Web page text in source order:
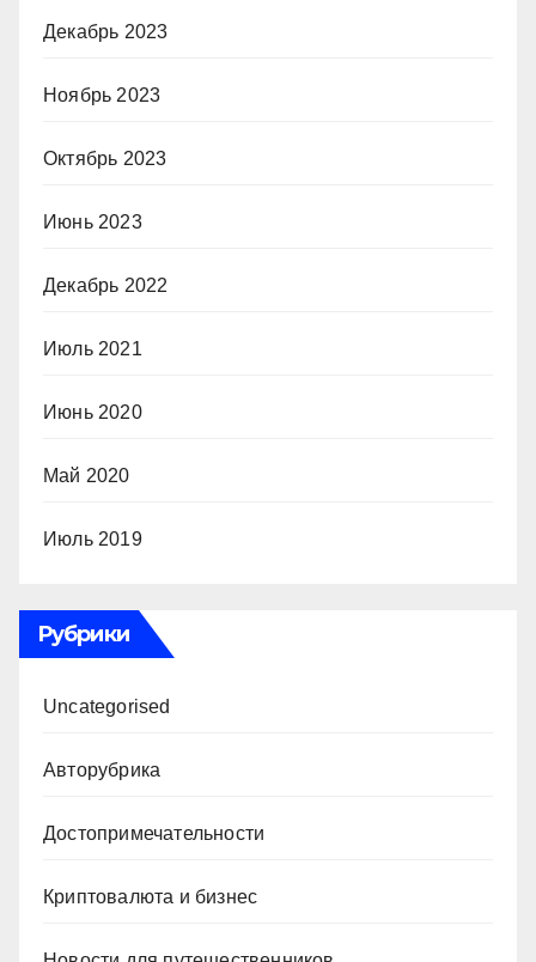
Декабрь 2023
Ноябрь 2023
Октябрь 2023
Июнь 2023
Декабрь 2022
Июль 2021
Июнь 2020
Май 2020
Июль 2019
Рубрики
Uncategorised
Авторубрика
Достопримечательности
Криптовалюта и бизнес